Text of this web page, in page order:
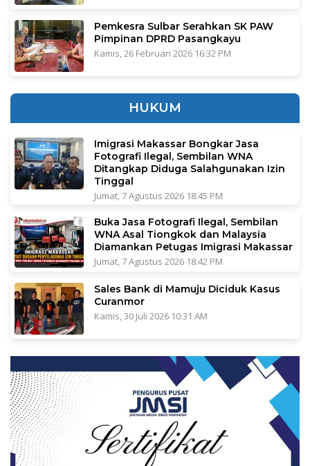
Pemkesra Sulbar Serahkan SK PAW
Pimpinan DPRD Pasangkayu
Kamis, 26 Februari 2026 16:32 PM
HUKUM
Imigrasi Makassar Bongkar Jasa
Fotografi Ilegal, Sembilan WNA
Ditangkap Diduga Salahgunakan Izin
Tinggal
Jumat, 7 Agustus 2026 18:45 PM
Buka Jasa Fotografi Ilegal, Sembilan
WNA Asal Tiongkok dan Malaysia
Diamankan Petugas Imigrasi Makassar
Jumat, 7 Agustus 2026 18:42 PM
Sales Bank di Mamuju Diciduk Kasus
Curanmor
Kamis, 30 Juli 2026 10:31 AM